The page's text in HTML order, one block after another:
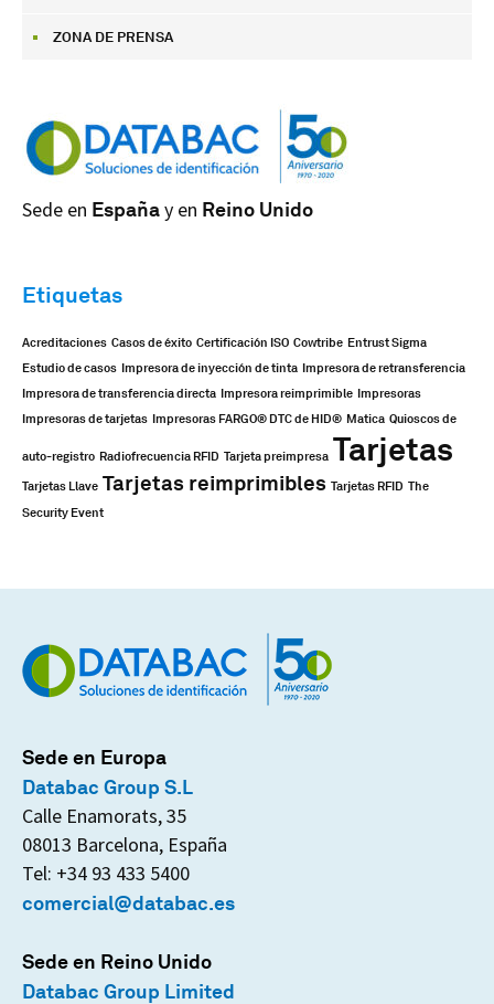
ZONA DE PRENSA
Sede en Españay en Reino Unido
Etiquetas
Acreditaciones Casos de éxito Certificación ISO Cowtribe Entrust Sigma
Estudio de casos Impresora de inyección de tinta Impresora de retransferencia
Impresora de transferencia directa Impresora reimprimible Impresoras
Impresoras de tarjetas Impresoras FARGO® DTC de HID® Matica Quioscos de
auto-registro Radiofrecuencia RFID Tarjeta preimpresa Tarjetas
Tarjetas Llave Tarjetas reimprimibles Tarjetas RFID The
Security Event
Sede en Europa
Databac Group S.L
Calle Enamorats, 35
08013 Barcelona, España
Tel: +34 93 433 5400
comercial@databac.es
Sede en Reino Unido
Databac Group Limited